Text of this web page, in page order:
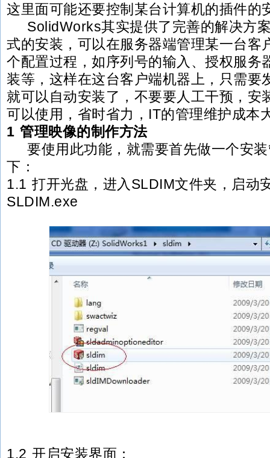
这里面可能还要控制某台计算机的插件的
SolidWorks其实提供了完善的解决方
式的安装，可以在服务器端管理某一台客
个配置过程，如序列号的输入、授权服务
装等，这样在这台客户端机器上，只需要
就可以自动安装了，不要要人工干预，安
可以使用，省时省力，IT的管理维护成本
1 管理映像的制作方法
要使用此功能，就需要首先做一个安装
下：
1.1 打开光盘，进入SLDIM文件夹，启动
SLDIM.exe
1.2 开启安装界面：